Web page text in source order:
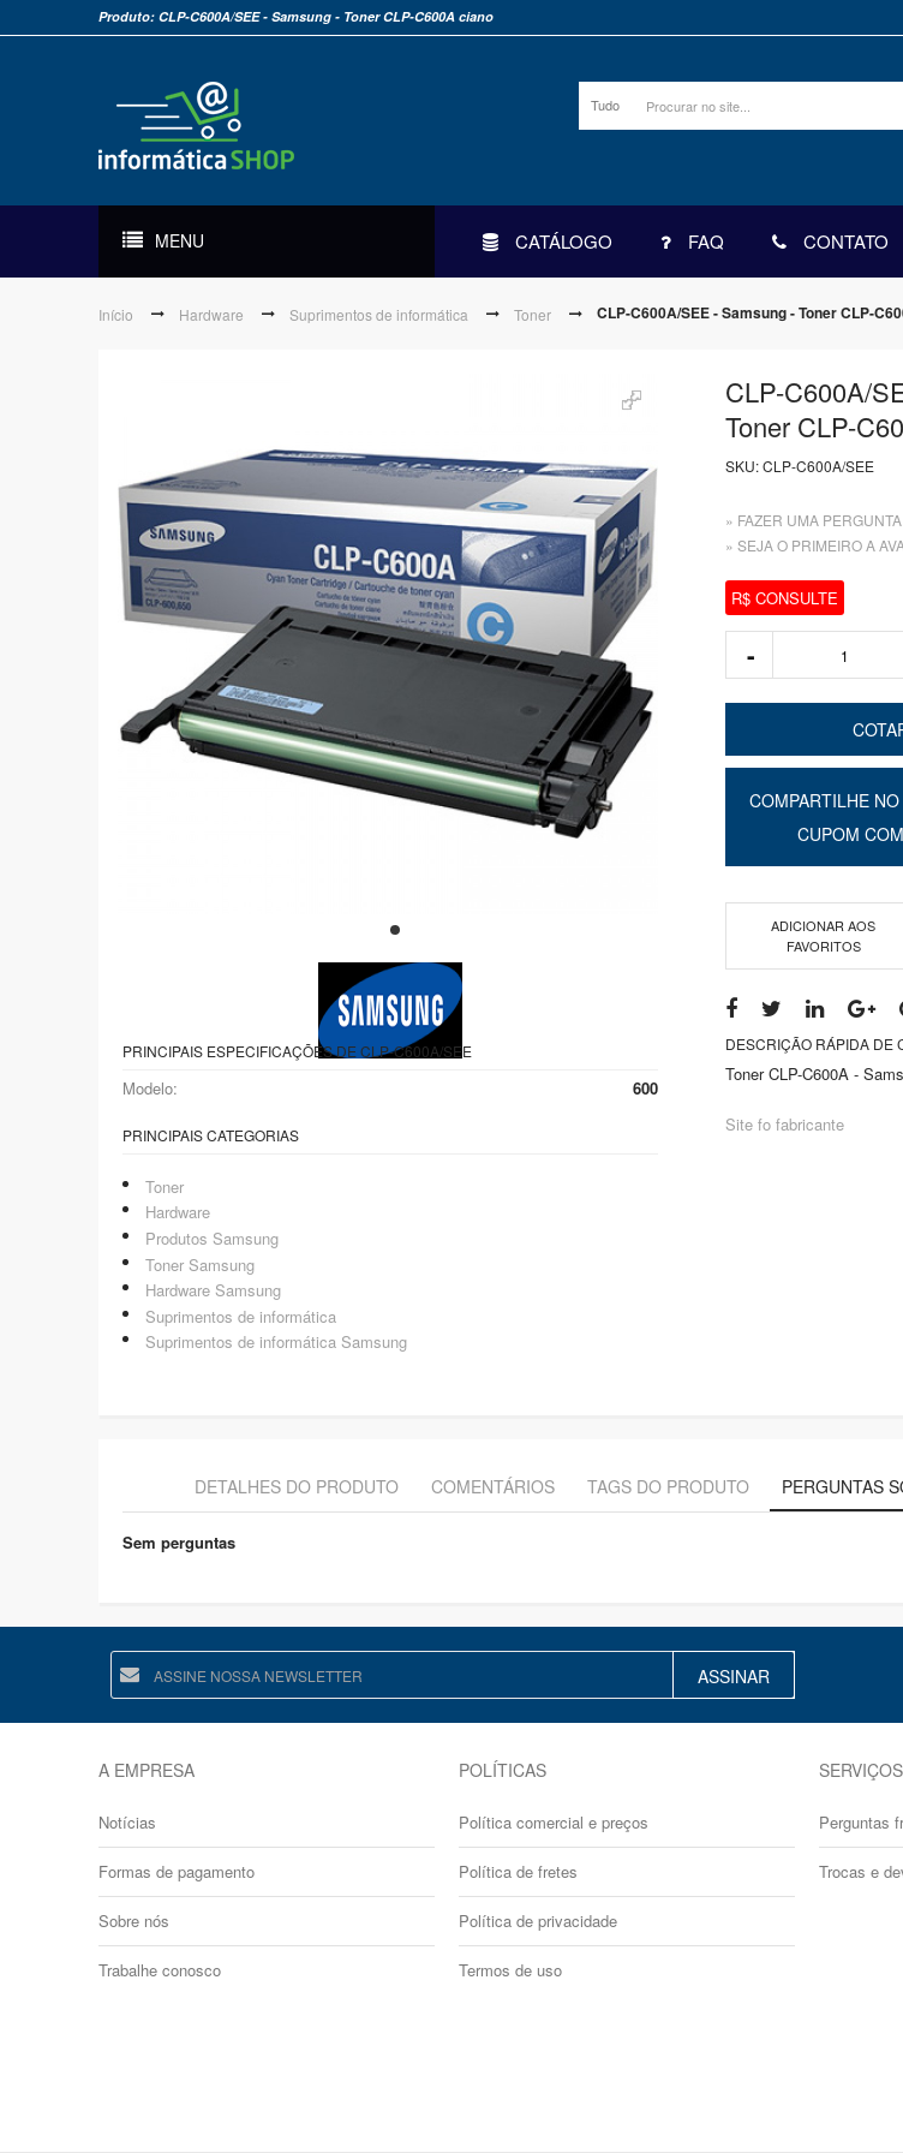
Produto: CLP-C600A/SEE - Samsung - Toner CLP-C600A ciano
Tudo
MENU CATÁLOGO FAQ CONTATO
Início Hardware Suprimentos de informática Toner CLP-C600A/SEE - Samsung - Toner CLP-
PRINCIPAIS ESPECIFICAÇÕES DE CLP-C600A/SEE
Modelo: 600
PRINCIPAIS CATEGORIAS
Toner
Hardware
Produtos Samsung
Toner Samsung
Hardware Samsung
Suprimentos de informática
Suprimentos de informática Samsung
CLP-C600A/
Toner CLP-
SKU:CLP-C600A/SEE
» FAZER UMA
» SEJA O PRIMEIRO A
R$ CONSULTE
COMPARTILHE
CUPOM COM
ADICIONAR AOS
FAVORITOS
DESCRIÇÃO RÁPIDA DE
Toner CLP-C600A -
Site fo fabricante
DETALHES DO PRODUTO COMENTÁRIOS TAGS DO PRODUTO PERGUNTAS
Sem perguntas
ASSINAR
A EMPRESA
Notícias
Formas de pagamento
Sobre nós
Trabalhe conosco
POLÍTICAS
Política comercial e preços
Política de fretes
Política de privacidade
Termos de uso
SERVIÇOS
Perguntas
Trocas e